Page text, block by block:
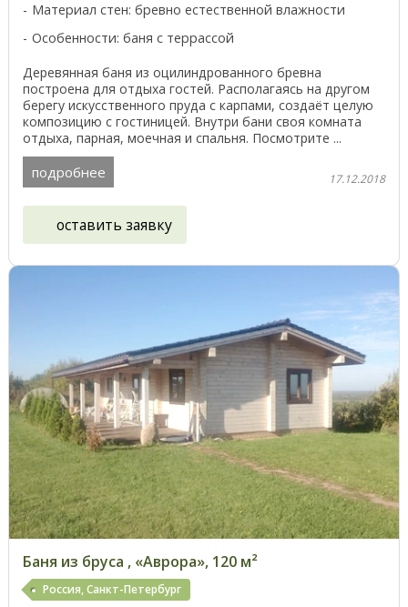
Материал стен: бревно естественной влажности
Особенности: баня с террассой
Деревянная баня из оцилиндрованного бревна
построена для отдыха гостей. Располагаясь на другом
берегу искусственного пруда с карпами, создаёт целую
композицию с гостиницей. Внутри бани своя комната
отдыха, парная, моечная и спальня. Посмотрите ...
подробнее 17.12.2018
оставить заявку
Баня из бруса , «Аврора», 120 м²
Россия, Санкт-Петербург